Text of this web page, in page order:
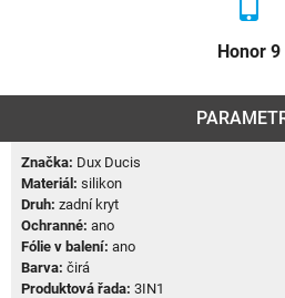
Honor 9
Značka: Dux Ducis
Materiál: silikon
Druh: zadní kryt
Ochranné: ano
Fólie v balení: ano
Barva: čirá
Produktová řada: 3IN1